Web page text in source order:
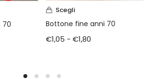
70
Scegli
Bottone fine anni 70
€1,05 - €1,80